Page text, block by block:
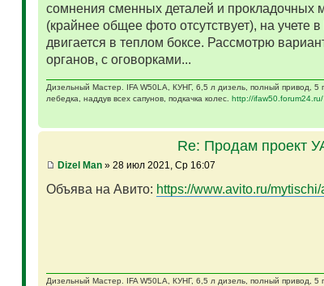
сомнения сменных деталей и
(крайнее общее фото отсутствует), на учете
двигается в теплом боксе. Рассмотрю
органов, с оговорками...
Дизельный Мастер. IFA W50LA, КУНГ, 6,5 л дизель, полный привод,
лебедка, наддув всех сапунов, подкачка колес. http://ifaw50.forum24.ru/
Re: Продам проект
Dizel Man» 28 июл 2021, Ср 16:07
Объява на Авито: https://www.avito.ru/
Дизельный Мастер. IFA W50LA, КУНГ, 6,5 л дизель, полный привод,